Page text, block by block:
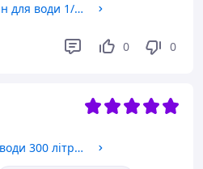
Електромагнітний клапан для води 1/2", НЗ, NBR, -10+90 °C, 21H8KB120 ODE Італія, норм. закритий електроклапан
0 0
Пластикова ємність для води 300 літрів вертикальна двошарова. Пластикові бочки 300 л. 0,3 куба.